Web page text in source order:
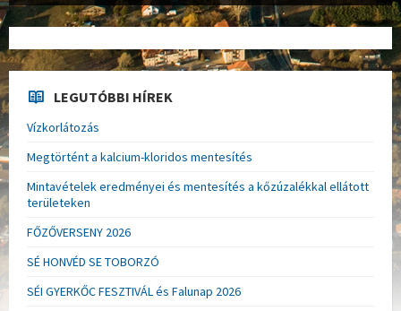
LEGUTÓBBI HÍREK
Vízkorlátozás
Megtörtént a kalcium-kloridos mentesítés
Mintavételek eredményei és mentesítés a kőzúzalékkal ellátott
területeken
FŐZŐVERSENY 2026
SÉ HONVÉD SE TOBORZÓ
SÉI GYERKŐC FESZTIVÁL és Falunap 2026